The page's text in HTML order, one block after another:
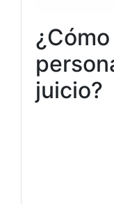
juicio?